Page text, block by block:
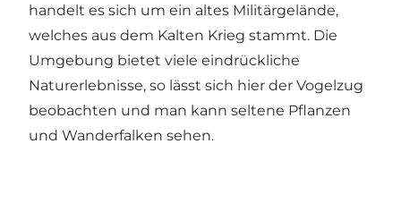
handelt es sich um ein altes Militärgelände,
welches aus dem Kalten Krieg stammt. Die
Umgebung bietet viele eindrückliche
Naturerlebnisse, so lässt sich hier der Vogelzug
beobachten und man kann seltene Pflanzen
und Wanderfalken sehen.